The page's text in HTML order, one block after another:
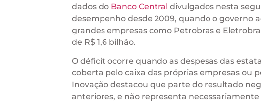
dados do Banco Central divulgados nesta
desempenho desde 2009, quando o governo
grandes empresas como Petrobras e
de R$ 1,6 bilhão.
O déficit ocorre quando as despesas das
coberta pelo caixa das próprias empresas ou
Inovação destacou que parte do resultado
anteriores, e não representa